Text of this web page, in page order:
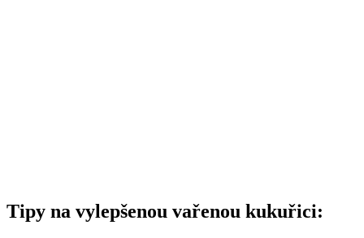
Tipy na vylepšenou vařenou kukuřici: